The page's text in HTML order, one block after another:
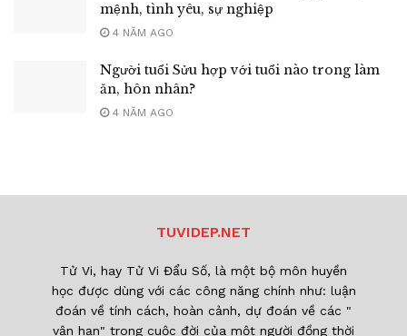
mệnh, tình yêu, sự nghiệp
4 NĂM AGO
Người tuổi Sửu hợp với tuổi nào trong làm
ăn, hôn nhân?
4 NĂM AGO
TUVIDEP.NET
Tử Vi, hay Tử Vi Đẩu Số, là một bộ môn huyền
học được dùng với các công năng chính như: luận
đoán về tính cách, hoàn cảnh, dự đoán về các "
vận hạn" trong cuộc đời của một người đồng thời